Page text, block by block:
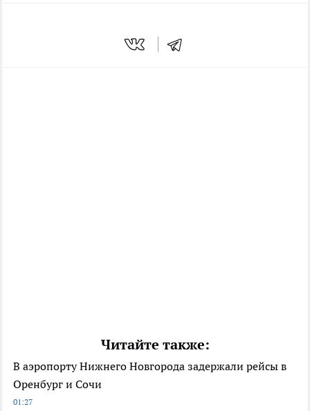
Читайте также:
В аэропорту Нижнего Новгорода задержали рейсы в
Оренбург и Сочи
01:27